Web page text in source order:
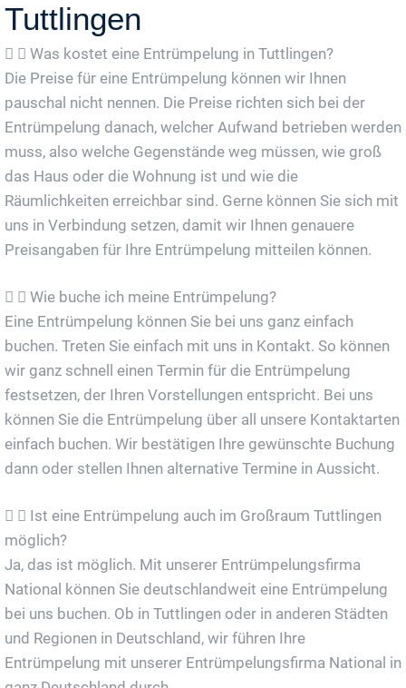
Tuttlingen
Was kostet eine Entrümpelung in Tuttlingen?
Die Preise für eine Entrümpelung können wir Ihnen
pauschal nicht nennen. Die Preise richten sich bei der
Entrümpelung danach, welcher Aufwand betrieben werden
muss, also welche Gegenstände weg müssen, wie groß
das Haus oder die Wohnung ist und wie die
Räumlichkeiten erreichbar sind. Gerne können Sie sich mit
uns in Verbindung setzen, damit wir Ihnen genauere
Preisangaben für Ihre Entrümpelung mitteilen können.
Wie buche ich meine Entrümpelung?
Eine Entrümpelung können Sie bei uns ganz einfach
buchen. Treten Sie einfach mit uns in Kontakt. So können
wir ganz schnell einen Termin für die Entrümpelung
festsetzen, der Ihren Vorstellungen entspricht. Bei uns
können Sie die Entrümpelung über all unsere Kontaktarten
einfach buchen. Wir bestätigen Ihre gewünschte Buchung
dann oder stellen Ihnen alternative Termine in Aussicht.
Ist eine Entrümpelung auch im Großraum Tuttlingen
möglich?
Ja, das ist möglich. Mit unserer Entrümpelungsfirma
National können Sie deutschlandweit eine Entrümpelung
bei uns buchen. Ob in Tuttlingen oder in anderen Städten
und Regionen in Deutschland, wir führen Ihre
Entrümpelung mit unserer Entrümpelungsfirma National in